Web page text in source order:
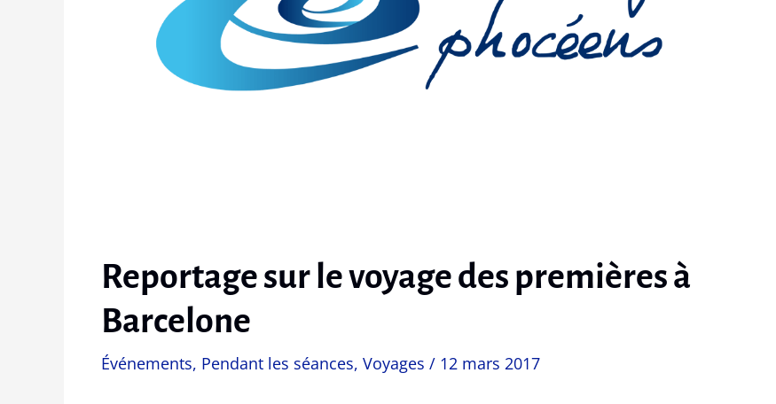
Reportage sur le voyage des premières à
Barcelone
Événements, Pendant les séances, Voyages / 12 mars 2017